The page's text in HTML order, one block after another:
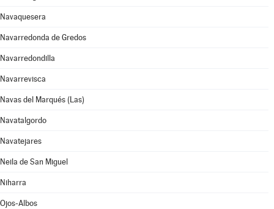
Navaquesera
Navarredonda de Gredos
Navarredondilla
Navarrevisca
Navas del Marqués (Las)
Navatalgordo
Navatejares
Neila de San Miguel
Niharra
Ojos-Albos